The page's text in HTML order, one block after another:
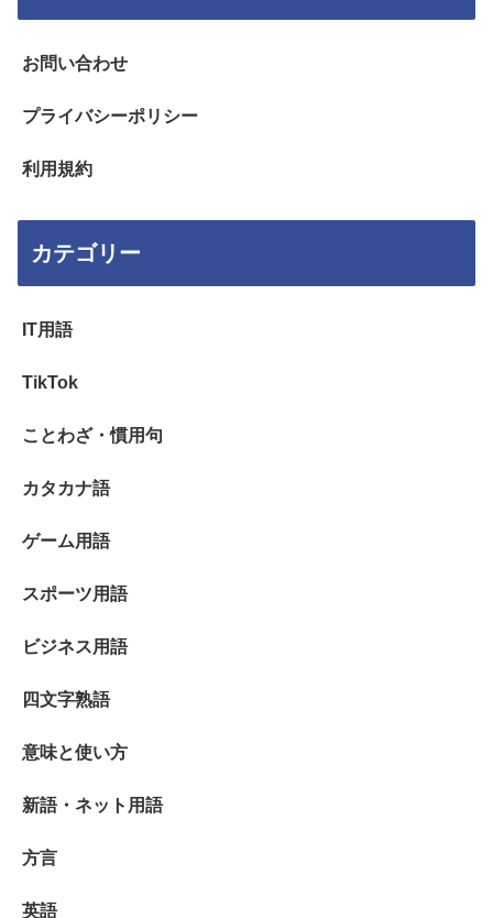
お問い合わせ
プライバシーポリシー
利用規約
カテゴリー
IT用語
TikTok
ことわざ・慣用句
カタカナ語
ゲーム用語
スポーツ用語
ビジネス用語
四文字熟語
意味と使い方
新語・ネット用語
方言
英語